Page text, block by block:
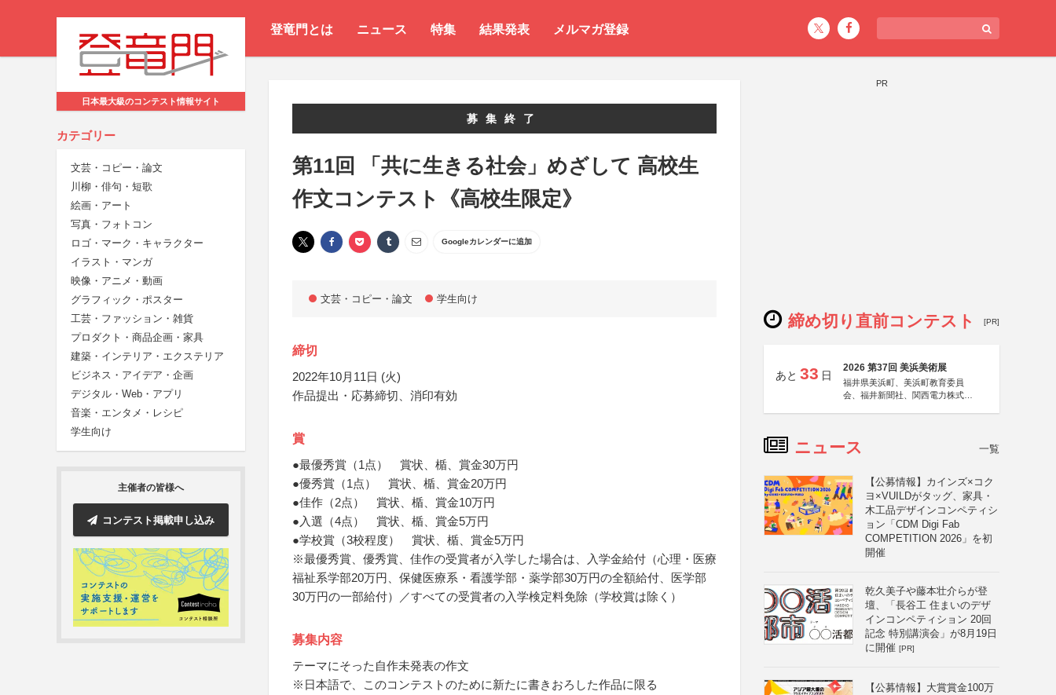
登竜門とは ニュース 特集 結果発表 メルマガ登録
日本最大級のコンテスト情報サイト
カテゴリー
文芸・コピー・論文
川柳・俳句・短歌
絵画・アート
写真・フォトコン
ロゴ・マーク・キャラクター
イラスト・マンガ
映像・アニメ・動画
グラフィック・ポスター
工芸・ファッション・雑貨
プロダクト・商品企画・家具
建築・インテリア・エクステリア
ビジネス・アイデア・企画
デジタル・Web・アプリ
音楽・エンタメ・レシピ
学生向け
主催者の皆様へ
コンテスト掲載申し込み
募集終了
第11回 「共に生きる社会」めざして 高校生
作文コンテスト《高校生限定》
Googleカレンダーに追加
文芸・コピー・論文 学生向け
締切
2022年10月11日 (火)
作品提出・応募締切、消印有効
賞
●最優秀賞（1点） 賞状、楯、賞金30万円
●優秀賞（1点） 賞状、楯、賞金20万円
●佳作（2点） 賞状、楯、賞金10万円
●入選（4点） 賞状、楯、賞金5万円
●学校賞（3校程度） 賞状、楯、賞金5万円
※最優秀賞、優秀賞、佳作の受賞者が入学した場合は、入学金給付（心理・医療
福祉系学部20万円、保健医療系・看護学部・薬学部30万円の全額給付、医学部
30万円の一部給付）／すべての受賞者の入学検定料免除（学校賞は除く）
募集内容
テーマにそった自作未発表の作文
※日本語で、このコンテストのために新たに書きおろした作品に限る
PR
締め切り直前コンテスト [PR]
あと 33 日
2026 第37回 美浜美術展
福井県美浜町、美浜町教育委員
会、福井新聞社、関西電力株式会
ニュース 一覧
【公募情報】カインズ×コク
ヨ×VUILDがタッグ、家具・
木工品デザインコンペティシ
ョン「CDM Digi Fab
COMPETITION 2026」を初
開催
乾久美子や藤本壮介らが登
壇、「長谷工 住まいのデザ
インコンペティション 20回
記念 特別講演会」が8月19日
に開催 [PR]
【公募情報】大賞賞金100万